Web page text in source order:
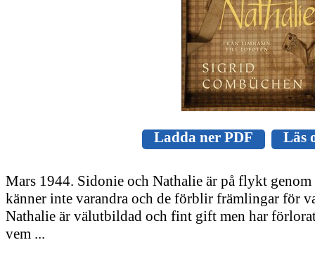
Ladda ner PDF Läs
Mars 1944. Sidonie och Nathalie är på flykt
känner inte varandra och de förblir främlingar för
Nathalie är välutbildad och fint gift men har
vem ...